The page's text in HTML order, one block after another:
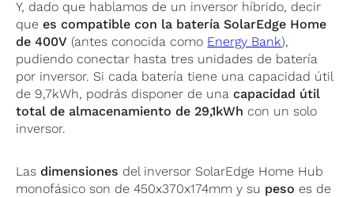
Y, dado que hablamos de un inversor híbrido, decir
quees compatible con la batería SolarEdge Home
de 400V (antes conocida como Energy Bank),
pudiendo conectar hasta tres unidades de batería
por inversor. Si cada batería tiene una capacidad útil
de 9,7kWh, podrás disponer de unacapacidad útil
total de almacenamiento de 29,1kWh con un solo
inversor.
Las dimensiones del inversor SolarEdge Home Hub
monofásico son de 450x370x174mm y su peso es de